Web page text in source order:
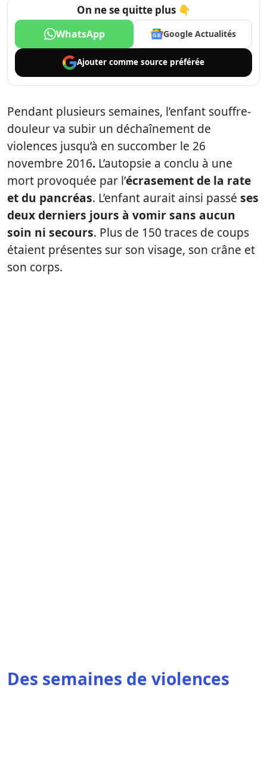
On ne se quitte plus 👇
WhatsApp Google Actualités
Ajouter comme source préférée
Pendant plusieurs semaines, l’enfant souffre-
douleur va subir un déchaînement de
violences jusqu’à en succomber le 26
novembre 2016. L’autopsie a conclu à une
mort provoquée par l’écrasement de la rate
et du pancréas. L’enfant aurait ainsi passé ses
deux derniers jours à vomir sans aucun
soin ni secours. Plus de 150 traces de coups
étaient présentes sur son visage, son crâne et
son corps.
Des semaines de violences